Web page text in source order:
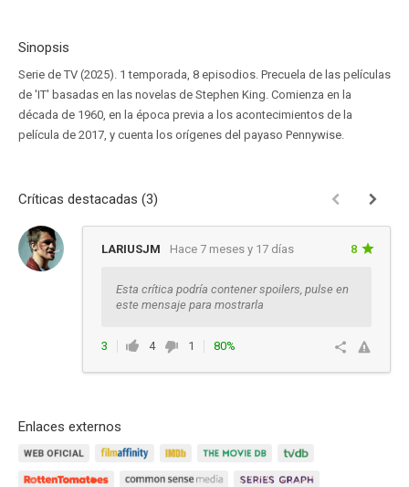
Sinopsis
Serie de TV (2025). 1 temporada, 8 episodios. Precuela de las películas
de 'IT' basadas en las novelas de Stephen King. Comienza en la
década de 1960, en la época previa a los acontecimientos de la
película de 2017, y cuenta los orígenes del payaso Pennywise.
Críticas destacadas (3)
LARIUSJM Hace 7 meses y 17 días 8
Esta crítica podría contener spoilers, pulse en
este mensaje para mostrarla
3 4 1
80%
Enlaces externos